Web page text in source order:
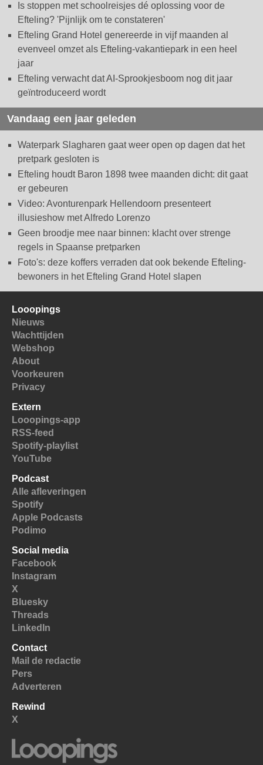
Is stoppen met schoolreisjes dé oplossing voor de
Efteling? 'Pijnlijk om te constateren'
Efteling Grand Hotel genereerde in vijf maanden al
evenveel omzet als Efteling-vakantiepark in een heel
jaar
Efteling verwacht dat AI-Sprookjesboom nog dit jaar
geïntroduceerd wordt
Vandaag een jaar geleden
Waterpark Slagharen gaat weer open op dagen dat het
pretpark gesloten is
Efteling houdt Baron 1898 twee maanden dicht: dit gaat
er gebeuren
Video: Avonturenpark Hellendoorn presenteert
illusieshow met Alfredo Lorenzo
Geen broodje mee naar binnen: klacht over strenge
regels in Spaanse pretparken
Foto's: deze koffers verraden dat ook bekende Efteling-
bewoners in het Efteling Grand Hotel slapen
Looopings
Nieuws
Wachttijden
Webshop
About
Voorkeuren
Privacy
Extern
Looopings-app
RSS-feed
Spotify-playlist
YouTube
Podcast
Alle afleveringen
Spotify
Apple Podcasts
Podimo
Social media
Facebook
Instagram
X
Bluesky
Threads
LinkedIn
Contact
Mail de redactie
Pers
Adverteren
Rewind
X